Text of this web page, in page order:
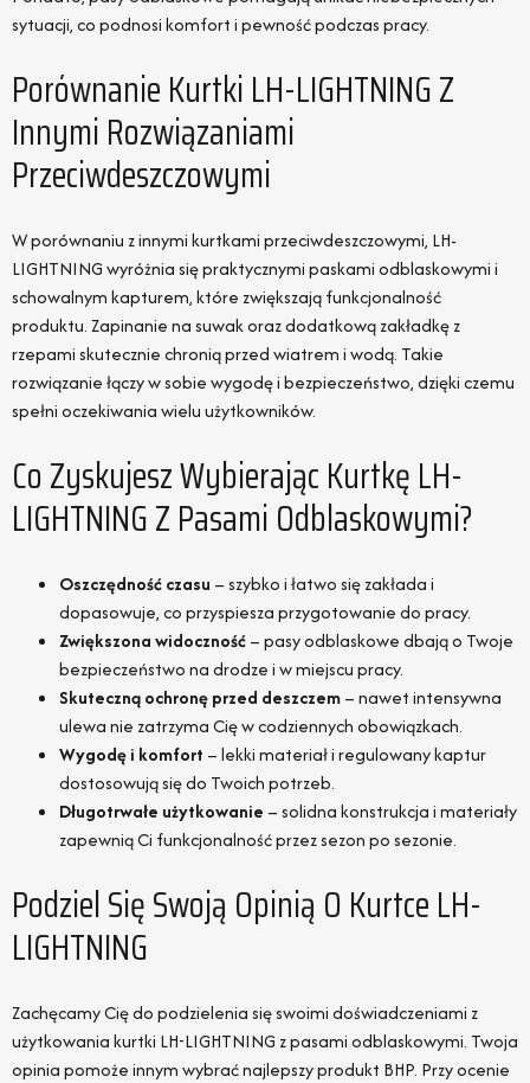
sytuacji, co podnosi komfort i pewność podczas pracy.
Porównanie Kurtki LH-LIGHTNING Z
Innymi Rozwiązaniami
Przeciwdeszczowymi
W porównaniu z innymi kurtkami przeciwdeszczowymi, LH-
LIGHTNING wyróżnia się praktycznymi paskami odblaskowymi i
schowalnym kapturem, które zwiększają funkcjonalność
produktu. Zapinanie na suwak oraz dodatkową zakładkę z
rzepami skutecznie chronią przed wiatrem i wodą. Takie
rozwiązanie łączy w sobie wygodę i bezpieczeństwo, dzięki czemu
spełni oczekiwania wielu użytkowników.
Co Zyskujesz Wybierając Kurtkę LH-
LIGHTNING Z Pasami Odblaskowymi?
Oszczędność czasu – szybko i łatwo się zakłada i
dopasowuje, co przyspiesza przygotowanie do pracy.
Zwiększona widoczność– pasy odblaskowe dbają o Twoje
bezpieczeństwo na drodze i w miejscu pracy.
Skuteczną ochronę przed deszczem– nawet intensywna
ulewa nie zatrzyma Cię w codziennych obowiązkach.
Wygodę i komfort – lekki materiał i regulowany kaptur
dostosowują się do Twoich potrzeb.
Długotrwałe użytkowanie – solidna konstrukcja i materiały
zapewnią Ci funkcjonalność przez sezon po sezonie.
Podziel Się Swoją Opinią O Kurtce LH-
LIGHTNING
Zachęcamy Cię do podzielenia się swoimi doświadczeniami z
użytkowania kurtki LH-LIGHTNING z pasami odblaskowymi. Twoja
opinia pomoże innym wybrać najlepszy produkt BHP. Przy ocenie